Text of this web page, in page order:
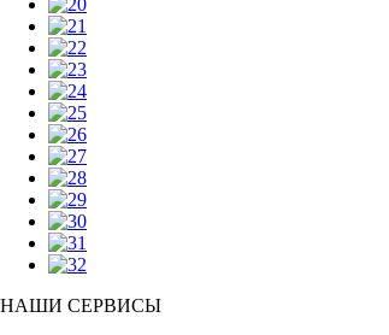
НАШИ СЕРВИСЫ